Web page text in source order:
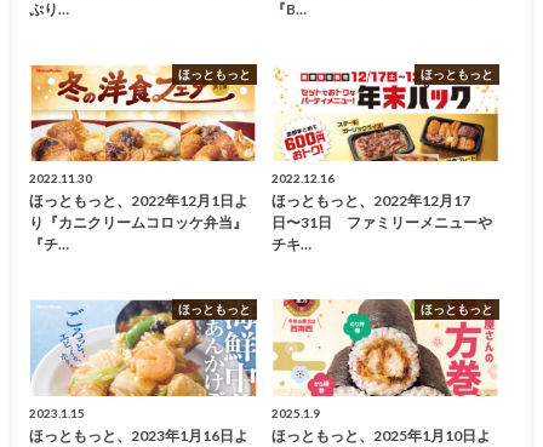
ぷり…
『B…
ほっともっと
2022.11.30
ほっともっと、2022年12月1日よ
り『カニクリームコロッケ弁当』
『チ…
ほっともっと
2022.12.16
ほっともっと、2022年12月17
日〜31日 ファミリーメニューや
チキ…
ほっともっと
2023.1.15
ほっともっと、2023年1月16日よ
ほっともっと
2025.1.9
ほっともっと、2025年1月10日よ